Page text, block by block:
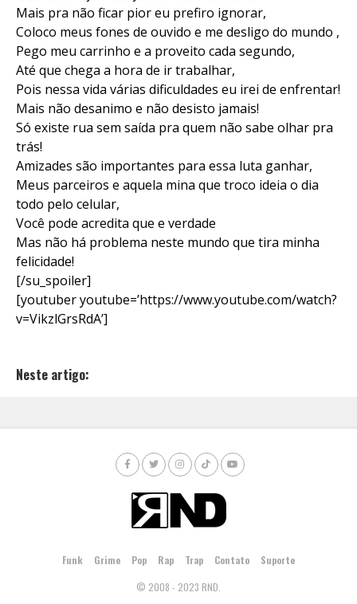
Mais pra não ficar pior eu prefiro ignorar,
Coloco meus fones de ouvido e me desligo do mundo ,
Pego meu carrinho e a proveito cada segundo,
Até que chega a hora de ir trabalhar,
Pois nessa vida várias dificuldades eu irei de enfrentar!
Mais não desanimo e não desisto jamais!
Só existe rua sem saída pra quem não sabe olhar pra
trás!
Amizades são importantes para essa luta ganhar,
Meus parceiros e aquela mina que troco ideia o dia
todo pelo celular,
Você pode acredita que e verdade
Mas não há problema neste mundo que tira minha
felicidade!
[/su_spoiler]
[youtuber youtube=’https://www.youtube.com/watch?
v=VikzlGrsRdA’]
Neste artigo:
Funk Grime Pop Rap Trap Contato
Suporte
© 2008 - 2023 RND.